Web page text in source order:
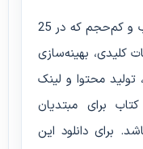
یک کتاب سئو الکترونیکی بسیار جذاب و کم‌حجم که در 25
کلیدی، بهینه‌سازی
تولید محتوا و لینک
برای مبتدیان
برای دانلود این